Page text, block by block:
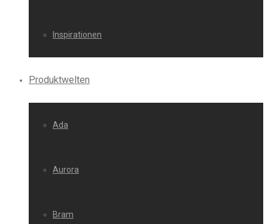
Inspirationen
Produktwelten
Ada
Aurora
Bram